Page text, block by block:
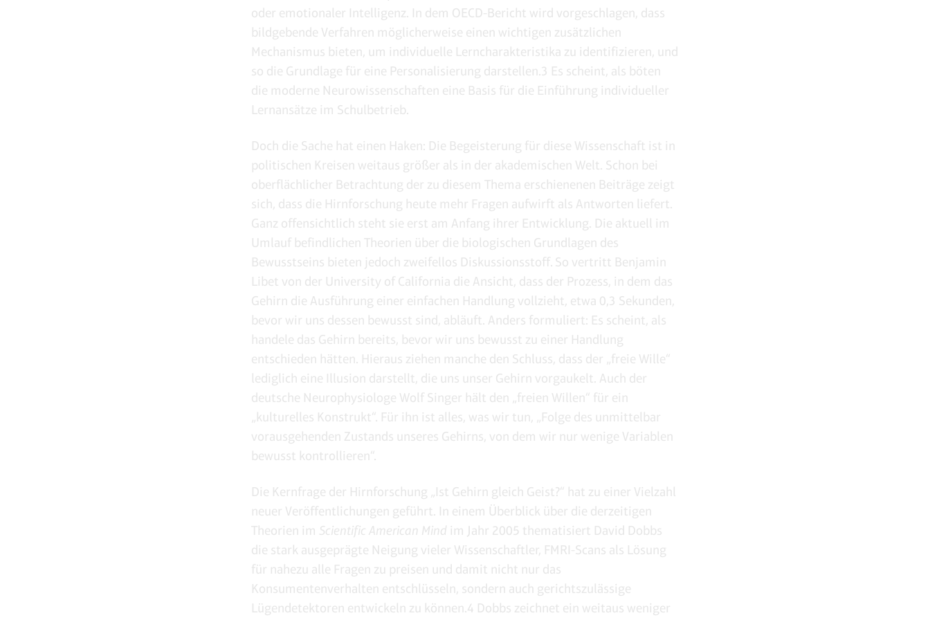
oder emotionaler Intelligenz. In dem OECD-Bericht wird vorgeschlagen, dass
bildgebende Verfahren möglicherweise einen wichtigen zusätzlichen
Mechanismus bieten, um individuelle Lerncharakteristika zu identifizieren, und
so die Grundlage für eine Personalisierung darstellen.3 Es scheint, als böten
die moderne Neurowissenschaften eine Basis für die Einführung individueller
Lernansätze im Schulbetrieb.
Doch die Sache hat einen Haken: Die Begeisterung für diese Wissenschaft ist in
politischen Kreisen weitaus größer als in der akademischen Welt. Schon bei
oberflächlicher Betrachtung der zu diesem Thema erschienenen Beiträge zeigt
sich, dass die Hirnforschung heute mehr Fragen aufwirft als Antworten liefert.
Ganz offensichtlich steht sie erst am Anfang ihrer Entwicklung. Die aktuell im
Umlauf befindlichen Theorien über die biologischen Grundlagen des
Bewusstseins bieten jedoch zweifellos Diskussionsstoff. So vertritt Benjamin
Libet von der University of California die Ansicht, dass der Prozess, in dem das
Gehirn die Ausführung einer einfachen Handlung vollzieht, etwa 0,3 Sekunden,
bevor wir uns dessen bewusst sind, abläuft. Anders formuliert: Es scheint, als
handele das Gehirn bereits, bevor wir uns bewusst zu einer Handlung
entschieden hätten. Hieraus ziehen manche den Schluss, dass der „freie Wille“
lediglich eine Illusion darstellt, die uns unser Gehirn vorgaukelt. Auch der
deutsche Neurophysiologe Wolf Singer hält den „freien Willen“ für ein
„kulturelles Konstrukt“. Für ihn ist alles, was wir tun, „Folge des unmittelbar
vorausgehenden Zustands unseres Gehirns, von dem wir nur wenige Variablen
bewusst kontrollieren“.
Die Kernfrage der Hirnforschung „Ist Gehirn gleich Geist?“ hat zu einer Vielzahl
neuer Veröffentlichungen geführt. In einem Überblick über die derzeitigen
Theorien im Scientific American Mind im Jahr 2005 thematisiert David Dobbs
die stark ausgeprägte Neigung vieler Wissenschaftler, FMRI-Scans als Lösung
für nahezu alle Fragen zu preisen und damit nicht nur das
Konsumentenverhalten entschlüsseln, sondern auch gerichtszulässige
Lügendetektoren entwickeln zu können.4 Dobbs zeichnet ein weitaus weniger